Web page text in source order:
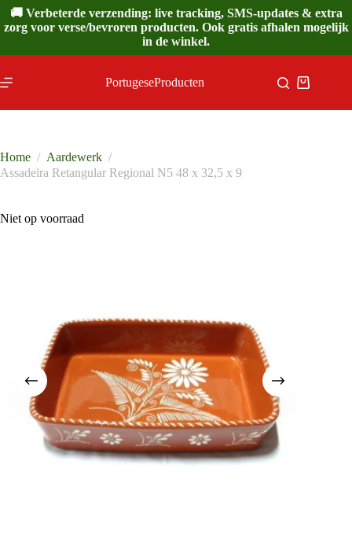
Ga
naar
de
🚚 Verbeterde verzending: live tracking, SMS-updates & extra
zorg voor verse/bevroren producten. Ook gratis afhalen mogelijk
in de winkel.
PortugeseProducten
Home / Aardewerk /
Assadeira Retangular Regional N5 48 x 32,5 x 9
Niet op voorraad